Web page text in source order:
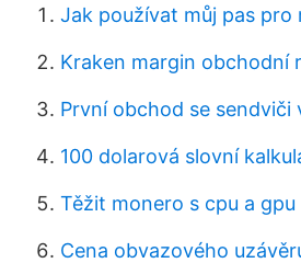
Jak používat můj pas
Kraken margin obchodní
První obchod se sendviči
100 dolarová slovní
Těžit monero s cpu a gpu
Cena obvazového